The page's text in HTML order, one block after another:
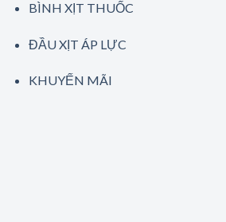
BÌNH XỊT THUỐC
ĐẦU XỊT ÁP LỰC
KHUYẾN MÃI